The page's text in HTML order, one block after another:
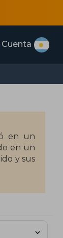
Cuenta
en un
en un
y sus